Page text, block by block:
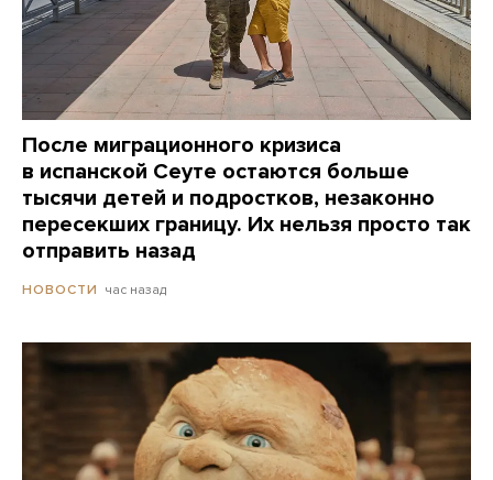
После миграционного кризиса
в испанской Сеуте остаются больше
тысячи детей и подростков, незаконно
пересекших границу. Их нельзя просто так
отправить назад
НОВОСТИ час назад